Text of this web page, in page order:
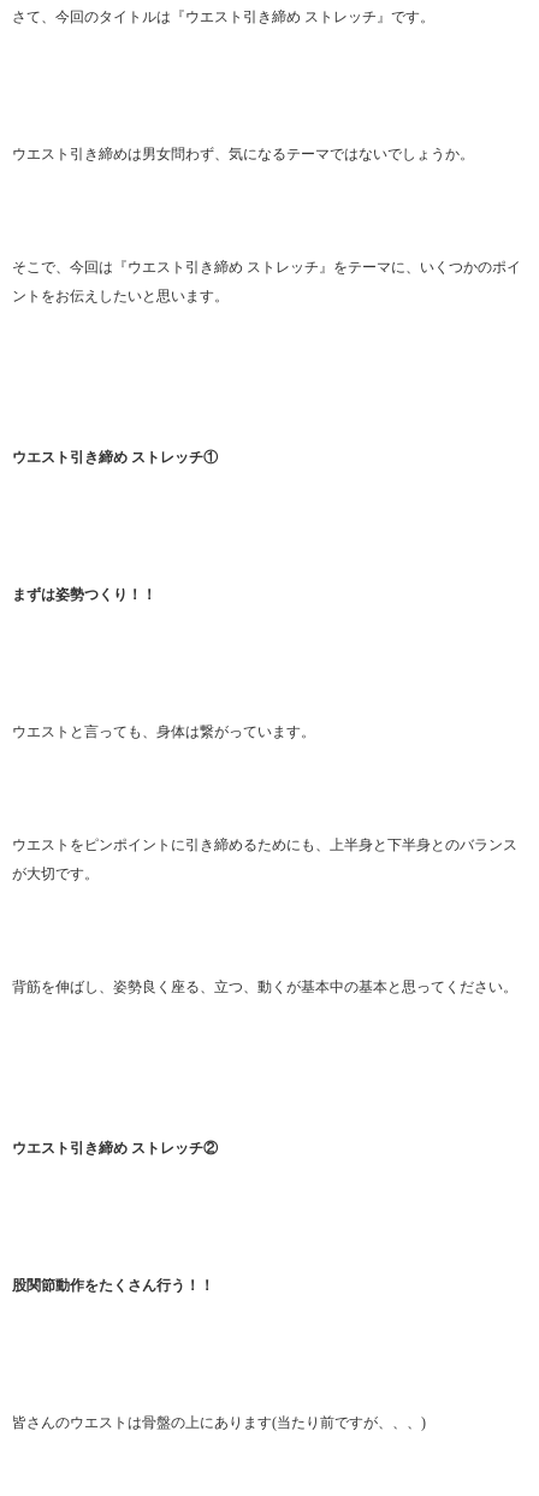
さて、今回のタイトルは『ウエスト引き締め ストレッチ』です。
ウエスト引き締めは男女問わず、気になるテーマではないでしょうか。
そこで、今回は『ウエスト引き締め ストレッチ』をテーマに、いくつかのポイ
ントをお伝えしたいと思います。
ウエスト引き締め ストレッチ①
まずは姿勢つくり！！
ウエストと言っても、身体は繋がっています。
ウエストをピンポイントに引き締めるためにも、上半身と下半身とのバランス
が大切です。
背筋を伸ばし、姿勢良く座る、立つ、動くが基本中の基本と思ってください。
ウエスト引き締め ストレッチ②
股関節動作をたくさん行う！！
皆さんのウエストは骨盤の上にあります(当たり前ですが、、、)